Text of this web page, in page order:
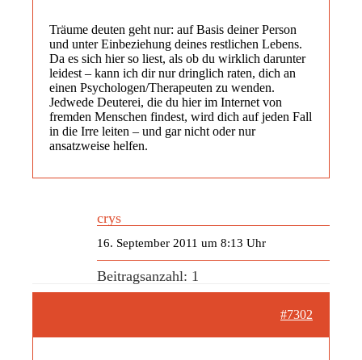
Träume deuten geht nur: auf Basis deiner Person
und unter Einbeziehung deines restlichen Lebens.
Da es sich hier so liest, als ob du wirklich darunter
leidest – kann ich dir nur dringlich raten, dich an
einen Psychologen/Therapeuten zu wenden.
Jedwede Deuterei, die du hier im Internet von
fremden Menschen findest, wird dich auf jeden Fall
in die Irre leiten – und gar nicht oder nur
ansatzweise helfen.
crys
16. September 2011 um 8:13 Uhr
Beitragsanzahl: 1
#7302